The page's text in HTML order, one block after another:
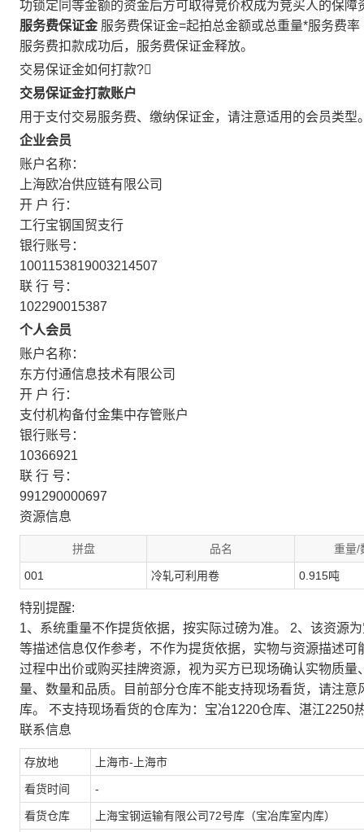
功锁定同等金额的资金后方可取得竞价权成为竞买人的保障
服务费保证金 服务费保证金=起拍总金额或总重量*服务费率
服务费扣款成功后，服务费保证金释放。
交易保证金如何打款?
交易保证金打款账户
用于支付交易服务费、缴纳保证金，请注意适用的会员类型
企业会员
账户名称：
上海欧冶供应链有限公司
开 户 行：
工行宝钢国贸支行
银行账号：
1001153819003214507
联 行 号：
102290015387
个人会员
账户名称：
东方付通信息技术有限公司
开 户 行：
支付机构备付金集中存管账户
银行账号：
10366921
联 行 号：
991290000697
资源信息
拼盘 品名 重量/
001 冷轧可利用卷 0.915吨
特别提醒:
1、系统重量不作提货依据，按实际过磅为准。 2、该资源
等描述信息仅作参考，不作为提货依据，实物与资源描述
过程中出价或购买挂牌资源，视为买方已现场确认实物质
量、数量和品质。目前部分仓库不能支持现场看货，请注
库。 不支持现场看货的仓库为：宝冶1220仓库、湛江2250
联系信息
存放地 上海市-上海市
看货时间 -
看货仓库 上海宝钢运输有限公司72号库（宝冶库室内库）